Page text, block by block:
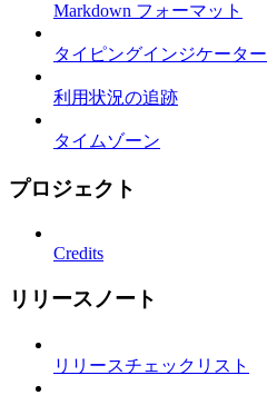
Markdown フォーマット
タイピングインジケーター
利用状況の追跡
タイムゾーン
プロジェクト
Credits
リリースノート
リリースチェックリスト